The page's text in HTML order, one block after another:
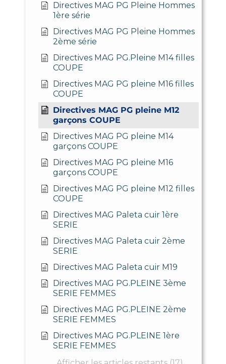
Directives MAG PG Pleine Hommes
1ère série
Directives MAG PG Pleine Hommes
2ème série
Directives MAG PG.Pleine M14 filles
COUPE
Directives MAG PG pleine M16 filles
COUPE
Directives MAG PG pleine M12
garçons COUPE
Directives MAG PG pleine M14
garçons COUPE
Directives MAG PG pleine M16
garçons COUPE
Directives MAG PG pleine M12 filles
COUPE
Directives MAG Paleta cuir 1ère
SERIE
Directives MAG Paleta cuir 2ème
SERIE
Directives MAG Paleta cuir M19
Directives MAG PG.PLEINE 3ème
SERIE FEMMES
Directives MAG PG.PLEINE 2ème
SERIE FEMMES
Directives MAG PG.PLEINE 1ère
SERIE FEMMES